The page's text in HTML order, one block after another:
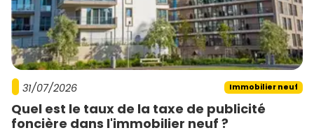
31/07/2026 Immobilier neuf
Quel est le taux de la taxe de publicité
foncière dans l'immobilier neuf ?